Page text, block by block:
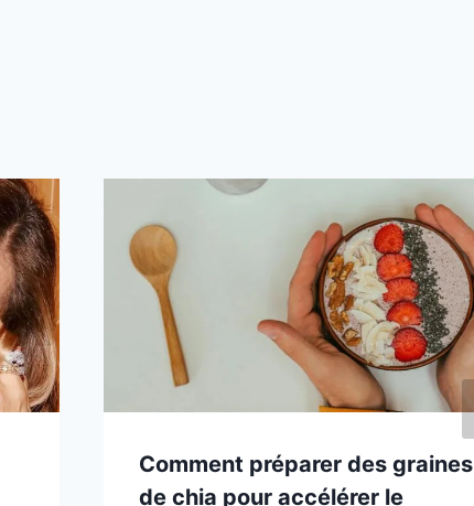
Comment préparer des graines
de chia pour accélérer le